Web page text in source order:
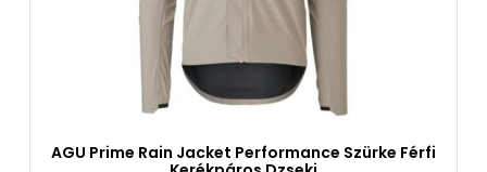
AGU Prime Rain Jacket Performance Szürke Férfi